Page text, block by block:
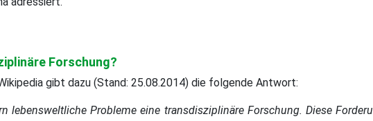
Forschung?
gibt dazu (Stand: 25.08.2014) die folgende Antwort:
lebensweltliche Probleme eine transdisziplinäre Forschung. Diese